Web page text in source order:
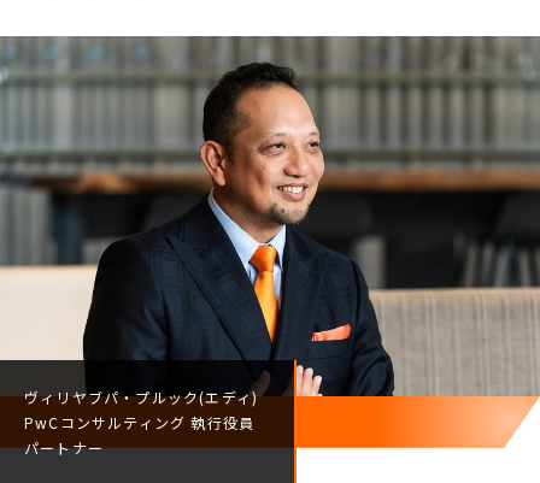
ヴィリヤブパ・プルック(エディ)
PwCコンサルティング執行役員
パートナー